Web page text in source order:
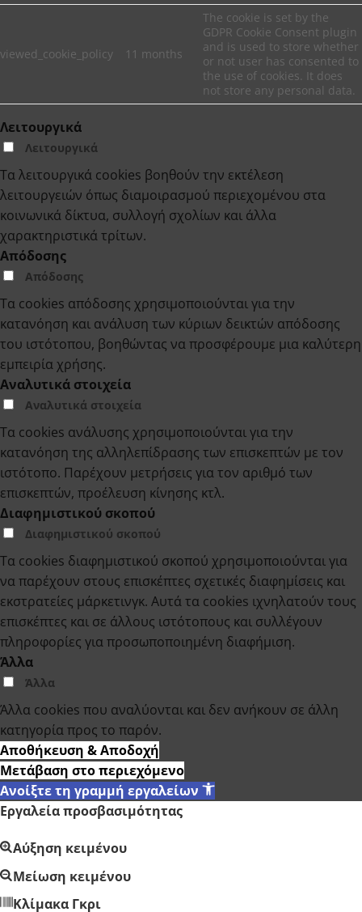
viewed_cookie_policy 11 months
The cookie is set by the
GDPR Cookie Consent plugin
and is used to store whether
or not user has consented to
the use of cookies. It does
not store any personal data.
Λειτουργικά
Λειτουργικά
Τα λειτουργικά cookies βοηθούν την εκτέλεση
λειτουργειών όπως διαμοιρασμού περιεχομένου στα
κοινωνικά δίκτυα, συλλογή σχολίων και άλλα
χαρακτηριστικά τρίτων.
Απόδοσης
Απόδοσης
Τα cookies απόδοσης χρησιμοποιούνται για την
κατανόηση και ανάλυση των κύριων δεικτών απόδοσης
του ιστότοπου, βοηθώντας να προσφέρουμε μια καλύτερη
εμπειρία χρήσης.
Αναλυτικά στοιχεία
Αναλυτικά στοιχεία
Τα cookies ανάλυσης χρησιμοποιούνται για την
κατανόηση της αλληλεπίδρασης των επισκεπτών με τον
ιστότοπο. Παρέχουν μετρήσεις για τον αριθμό των
επισκεπτών, προέλευση κίνησης κτλ.
Διαφημιστικού σκοπού
Διαφημιστικού σκοπού
Τα cookies διαφημιστικού σκοπού χρησιμοποιούνται για
να παρέχουν στους επισκέπτες σχετικές διαφημίσεις και
εκστρατείες μάρκετινγκ. Αυτά τα cookies ιχνηλατούν τους
επισκέπτες και σε άλλους ιστότοπους και συλλέγουν
πληροφορίες για προσωποποιημένη διαφήμιση.
Άλλα
Άλλα
Άλλα cookies που αναλύονται και δεν ανήκουν σε άλλη
κατηγορία προς το παρόν.
Αποθήκευση & Αποδοχή
Μετάβαση στο περιεχόμενο
Ανοίξτε τη γραμμή εργαλείων
Εργαλεία προσβασιμότητας
Αύξηση κειμένου
Μείωση κειμένου
Κλίμακα Γκρι